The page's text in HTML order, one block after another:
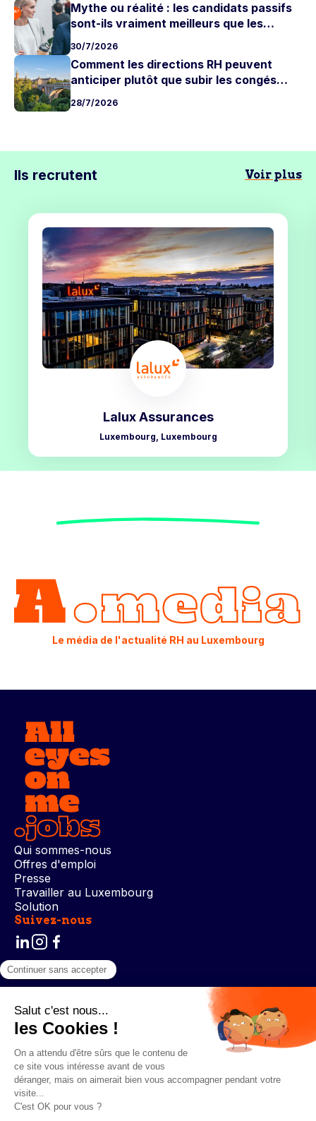
Mythe ou réalité : les candidats passifs
sont-ils vraiment meilleurs que les
candidats actifs ?
30/7/2026
Comment les directions RH peuvent
anticiper plutôt que subir les congés
d'été
28/7/2026
Ils recrutent Voir plus
Lalux Assurances
Luxembourg, Luxembourg
Le média de l'actualité RH au Luxembourg
Qui sommes-nous
Offres d'emploi
Presse
Travailler au Luxembourg
Solution
Suivez-nous
Conditions générales d’utilisation